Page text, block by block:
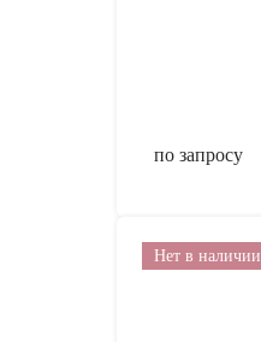
по запросу
Нет в наличии